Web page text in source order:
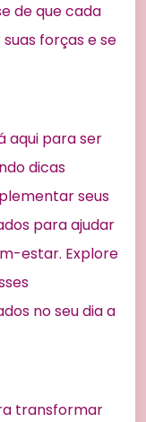
de que cada
forças e se
aqui para ser
dicas
seus
para ajudar
estar. Explore
no seu dia a
transformar